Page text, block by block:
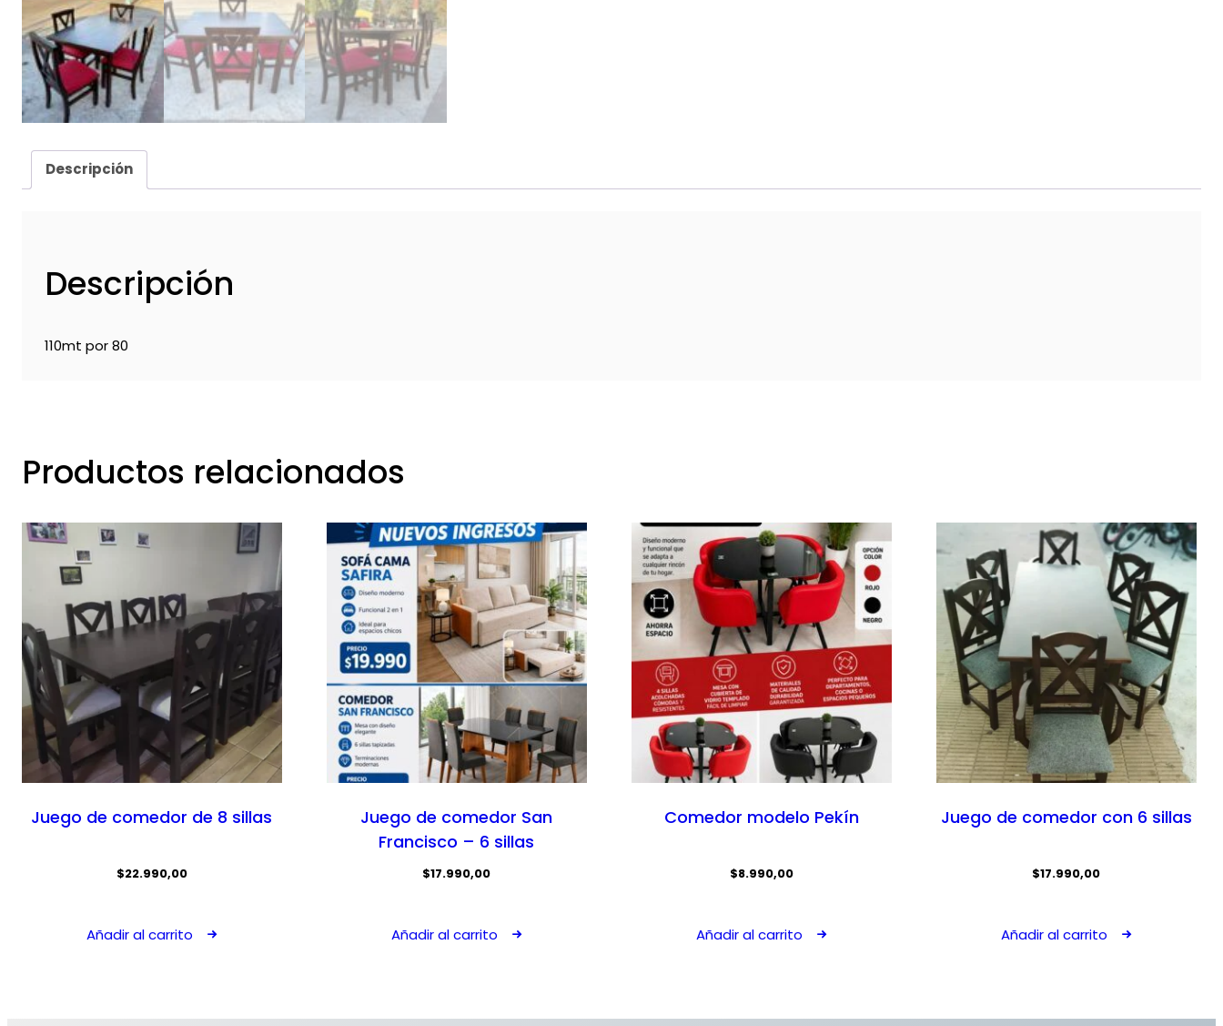
Descripción
Descripción
110mt por 80
Productos relacionados
Juego de comedor de 8 sillas
$22.990,00
Añadir al carrito
Juego de comedor San
Francisco – 6 sillas
$17.990,00
Añadir al carrito
Comedor modelo Pekín
$8.990,00
Añadir al carrito
Juego de comedor con 6 sillas
$17.990,00
Añadir al carrito